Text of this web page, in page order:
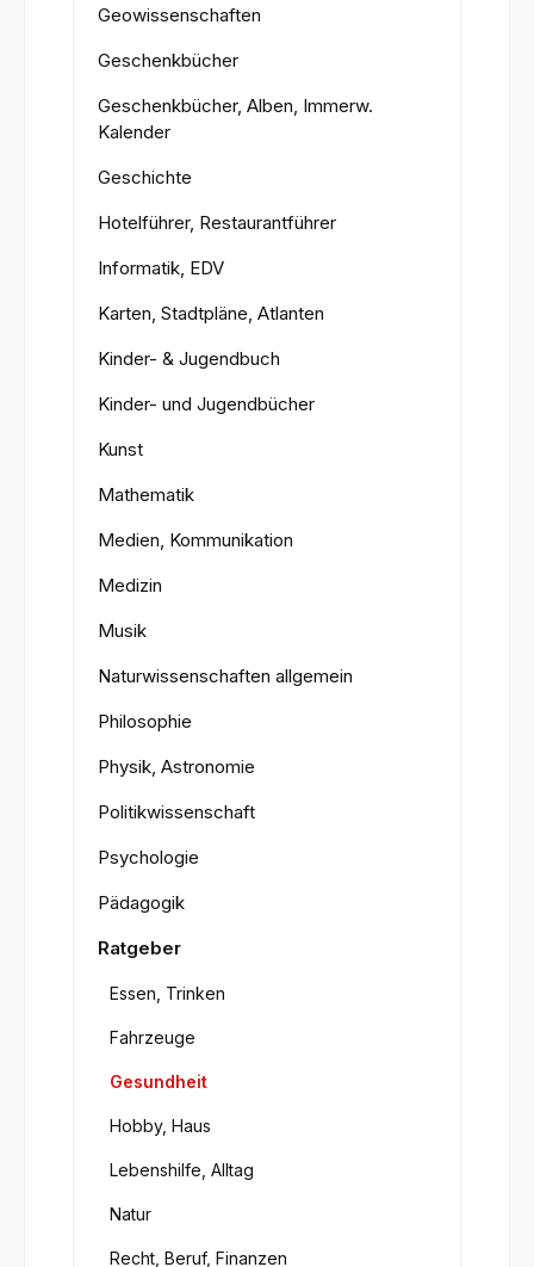
Geowissenschaften
Geschenkbücher
Geschenkbücher, Alben, Immerw.
Kalender
Geschichte
Hotelführer, Restaurantführer
Informatik, EDV
Karten, Stadtpläne, Atlanten
Kinder- & Jugendbuch
Kinder- und Jugendbücher
Kunst
Mathematik
Medien, Kommunikation
Medizin
Musik
Naturwissenschaften allgemein
Philosophie
Physik, Astronomie
Politikwissenschaft
Psychologie
Pädagogik
Ratgeber
Essen, Trinken
Fahrzeuge
Gesundheit
Hobby, Haus
Lebenshilfe, Alltag
Natur
Recht, Beruf, Finanzen